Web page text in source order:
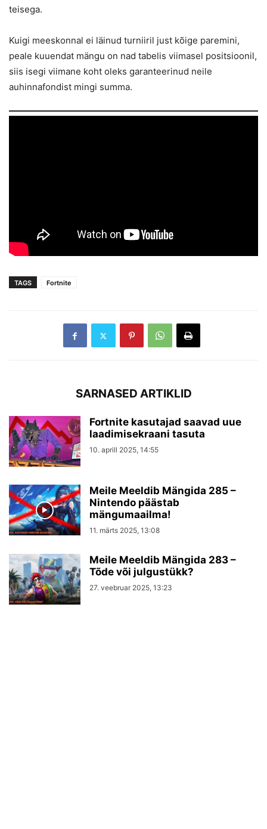
teisega.
Kuigi meeskonnal ei läinud turniiril just kõige paremini,
peale kuuendat mängu on nad tabelis viimasel positsioonil,
siis isegi viimane koht oleks garanteerinud neile
auhinnafondist mingi summa.
TAGS Fortnite
SARNASED ARTIKLID
Fortnite kasutajad saavad uue
laadimisekraani tasuta
10. aprill 2025, 14:55
Meile Meeldib Mängida 285 –
Nintendo päästab
mängumaailma!
11. märts 2025, 13:08
Meile Meeldib Mängida 283 –
Tõde või julgustükk?
27. veebruar 2025, 13:23